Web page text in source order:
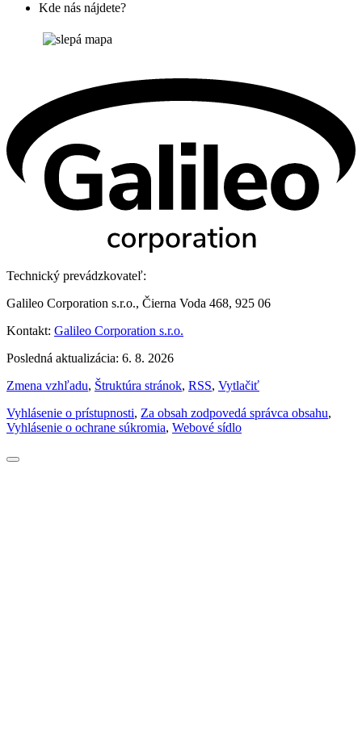
Kde nás nájdete?
Technický prevádzkovateľ:
Galileo Corporation s.r.o., Čierna Voda 468, 925 06
Kontakt: Galileo Corporation s.r.o.
Posledná aktualizácia: 6. 8. 2026
Zmena vzhľadu, Štruktúra stránok, RSS, Vytlačiť
Vyhlásenie o prístupnosti, Za obsah zodpovedá správca obsahu,
Vyhlásenie o ochrane súkromia, Webové sídlo